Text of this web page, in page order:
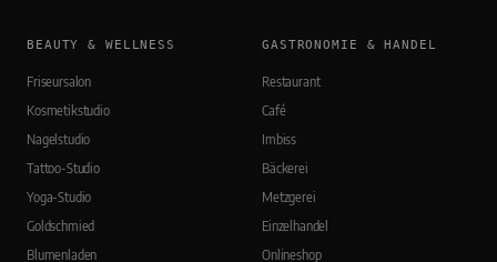
BEAUTY & WELLNESS
Friseursalon
Kosmetikstudio
Nagelstudio
Tattoo-Studio
Yoga-Studio
Goldschmied
Blumenladen
GASTRONOMIE & HANDEL
Restaurant
Café
Imbiss
Bäckerei
Metzgerei
Einzelhandel
Onlineshop